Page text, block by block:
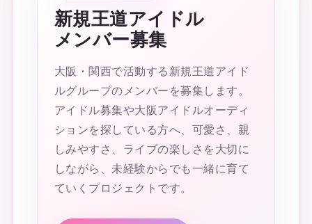
新規王道アイドル
メンバー募集
大阪・関西で活動する新規王道アイド
ルグループのメンバーを募集します。
アイドル募集や大阪アイドルオーディ
ションを探している方へ、可愛さ、親
しみやすさ、ライブの楽しさを大切に
しながら、未経験からでも一緒に育て
ていくプロジェクトです。